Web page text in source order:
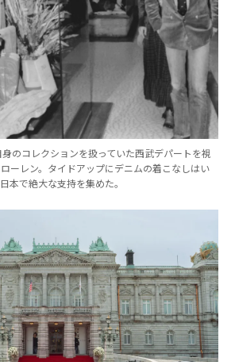
のコレクションを扱っていた西武デパートを視
ーレン。タイドアップにデニムの着こなしはい
本で絶大な支持を集めた。